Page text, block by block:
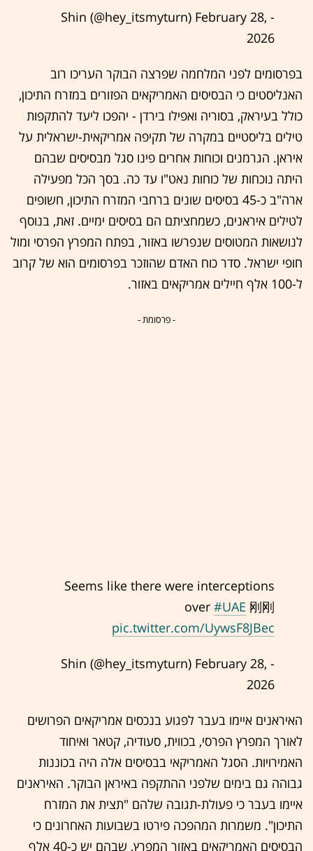
- Shin (@hey_itsmyturn)
February 28,
2026
בפרסומים לפני המלחמה שפרצה הבוקר העריכו רוב
האנליסטים כי הבסיסים האמריקאים הפזורים במזרח התיכון,
כולל בעיראק, בסוריה ואפילו בירדן - יהפכו ליעד להתקפות
טילים בליסטיים במקרה של תקיפה אמריקאית-ישראלית על
איראן. הגרמנים וכוחות אחרים פינו סגל מבסיסים שבהם
היתה נוכחות של כוחות נאט"ו עד כה. בסך הכל מפעילה
ארה"ב כ-45 בסיסים שונים ברחבי המזרח התיכון, חשופים
לטילים איראנים, כשמחציתם הם בסיסים ימיים. זאת, בנוסף
לנושאות המטוסים שנפרשו באזור, בפתח המפרץ הפרסי ומול
חופי ישראל. סדר כוח האדם שהוזכר בפרסומים הוא של קרוב
ל-100 אלף חיילים אמריקאים באזור.
- פרסומת -
Seems like there were interceptions
over #UAE 刚刚
pic.twitter.com/UywsF8JBec
- Shin (@hey_itsmyturn)
February 28,
2026
האיראנים איימו בעבר לפגוע בנכסים אמריקאים הפרושים
לאורך המפרץ הפרסי, בכווית, סעודיה, קטאר ואיחוד
האמירויות. הסגל האמריקאי בבסיסים אלה היה בכוננות
גבוהה גם בימים שלפני ההתקפה באיראן הבוקר. האיראנים
איימו בעבר כי פעולת-תגובה שלהם "תצית את המזרח
התיכון". משמרות המהפכה פירטו בשבועות האחרונים כי
הבסיסים האמריקאים באזור המפרץ, שבהם יש כ-40 אלף